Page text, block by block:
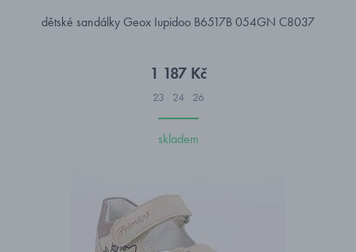
dětské sandálky Geox Iupidoo B6517B 054GN C8037
1 187 Kč
23 24 26
skladem